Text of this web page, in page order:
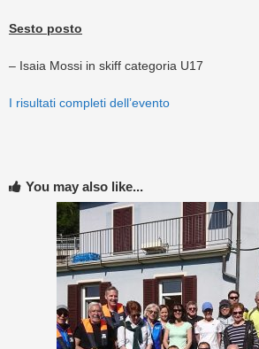
Sesto posto
– Isaia Mossi in skiff categoria U17
I risultati completi dell’evento
You may also like...